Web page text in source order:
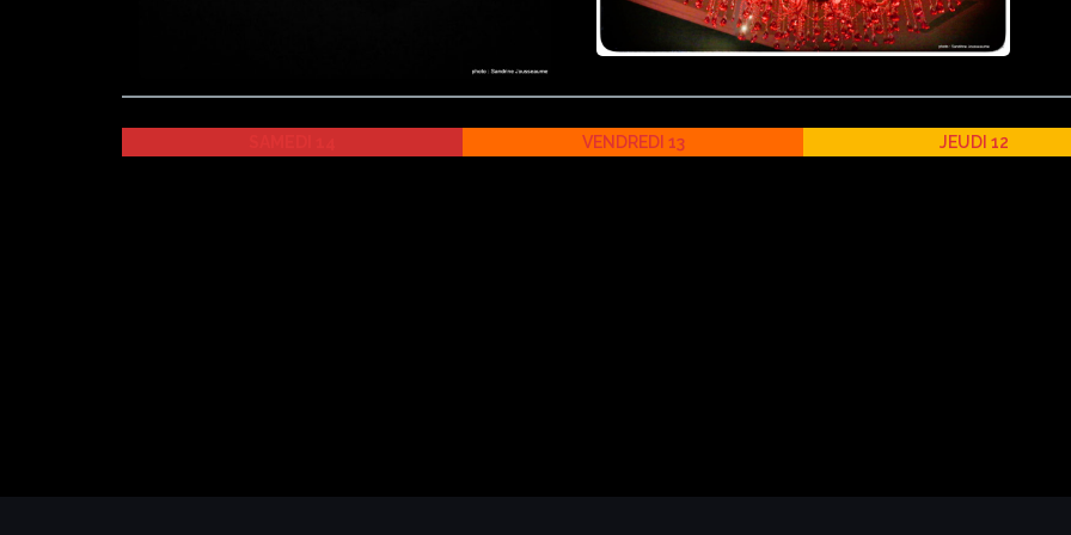
VENDREDI 13 JEUDI 12